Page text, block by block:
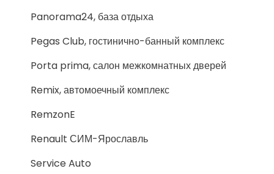
Panorama24, база отдыха
Pegas Club, гостинично-банный комплекс
Porta prima, салон межкомнатных дверей
Remix, автомоечный комплекс
RemzonE
Renault СИМ-Ярославль
Service Auto